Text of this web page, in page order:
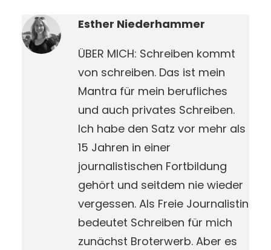
Esther Niederhammer
ÜBER MICH: Schreiben kommt
von schreiben. Das ist mein
Mantra für mein berufliches
und auch privates Schreiben.
Ich habe den Satz vor mehr als
15 Jahren in einer
journalistischen Fortbildung
gehört und seitdem nie wieder
vergessen. Als Freie Journalistin
bedeutet Schreiben für mich
zunächst Broterwerb. Aber es